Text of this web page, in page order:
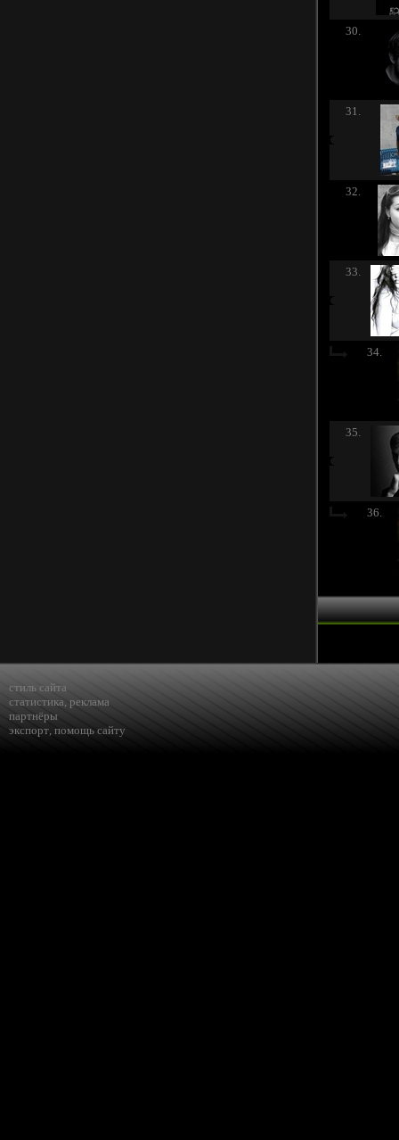
30.
31.
32.
33.
34.
35.
36.
стиль сайта
статистика, реклама
партнёры
экспорт, помощь сайту